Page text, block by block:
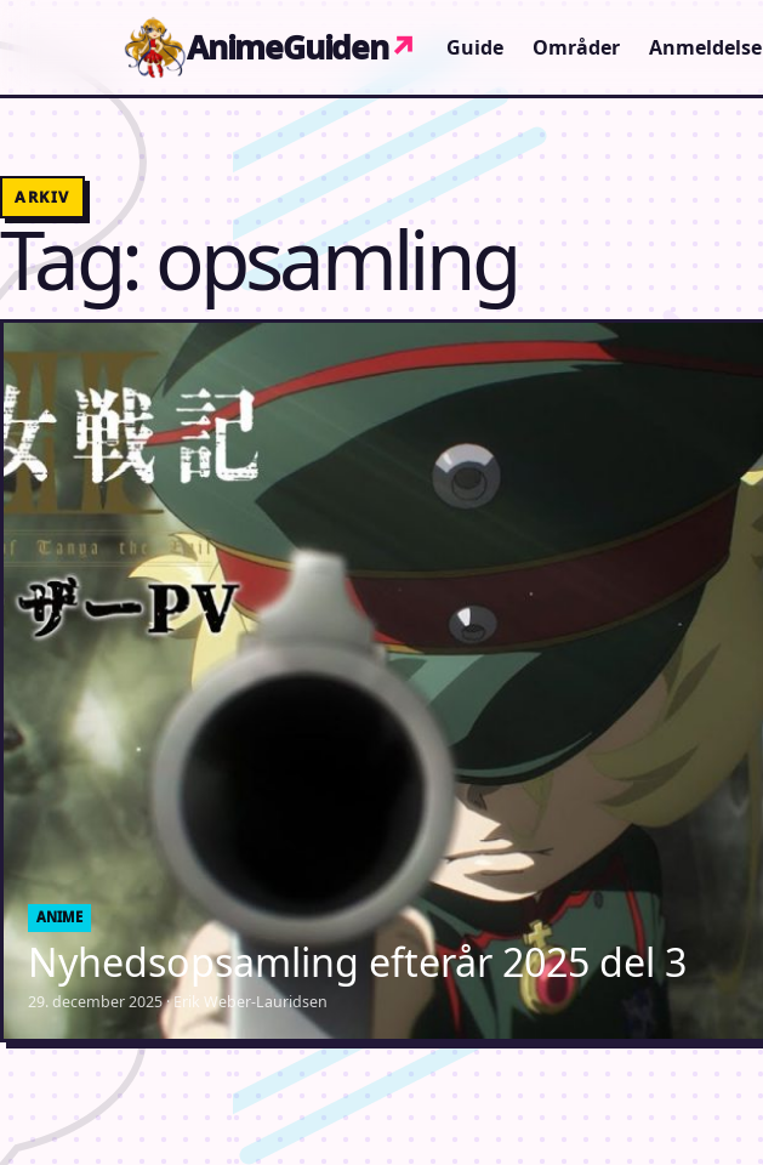
AnimeGuiden↗ Guide Områder Anmeldelse
ARKIV
Tag:opsamling
ANIME
Nyhedsopsamling efterår 2025 del 3
29. december 2025 · Erik Weber-Lauridsen